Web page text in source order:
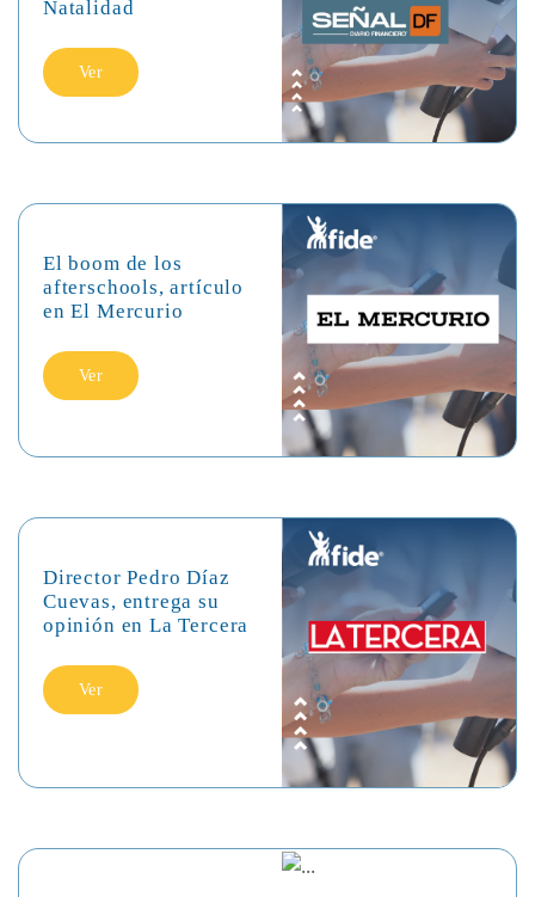
Natalidad
Ver
El boom de los
afterschools, artículo
en El Mercurio
Ver
Director Pedro Díaz
Cuevas, entrega su
opinión en La Tercera
Ver